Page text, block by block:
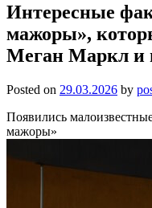
Интересные
мажоры»,
Меган Маркл и
Posted on 29.03.2026 by
Появились
мажоры»